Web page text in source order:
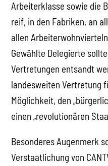
Arbeiterklasse sowie die
reif, in den Fabriken, an
allen
Gewählte Delegierte
Vertretungen entsandt
landesweiten Vertretung
Möglichkeit, den
einen „revolutionären
Besonderes Augenmerk
Verstaatlichung von